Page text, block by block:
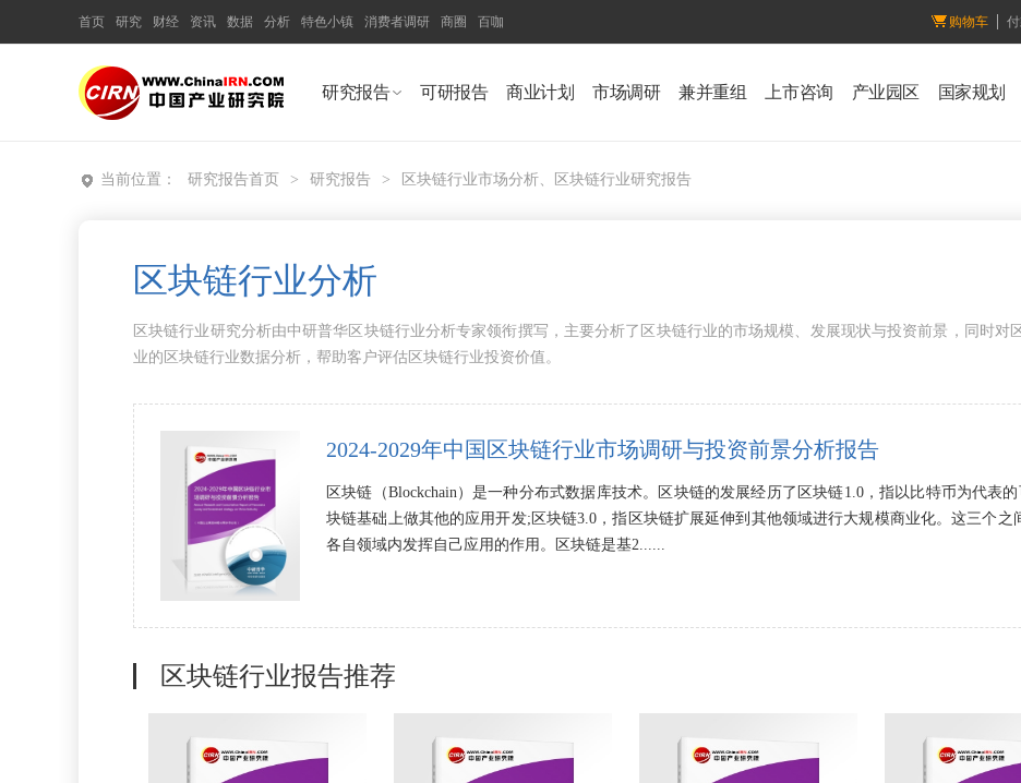
首页 研究 财经 资讯 数据 分析 特色小镇 消费者调研 商圈 百咖 购物车
研究报告 可研报告 商业计划 市场调研 兼并重组 上市咨询 产业园区 国家规划
当前位置： 研究报告首页 > 研究报告 > 区块链行业市场分析、区块链行业研究报告
区块链行业分析
区块链行业研究分析由中研普华区块链行业分析专家领衔撰写，主要分析了区块链行业的市场规模、发展现状与投资前景，同时对
业的区块链行业数据分析，帮助客户评估区块链行业投资价值。
2024-2029年中国区块链行业市场调研与投资前景分析报告
区块链（Blockchain）是一种分布式数据库技术。区块链的发展经历了区块链1.0，指以比特币为代表
块链基础上做其他的应用开发;区块链3.0，指区块链扩展延伸到其他领域进行大规模商业化。这三个
各自领域内发挥自己应用的作用。区块链是基2......
区块链行业报告推荐